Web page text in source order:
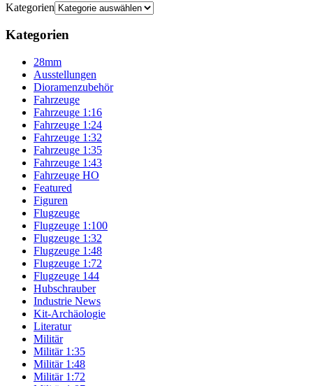
Kategorien
Kategorien
28mm
Ausstellungen
Dioramenzubehör
Fahrzeuge
Fahrzeuge 1:16
Fahrzeuge 1:24
Fahrzeuge 1:32
Fahrzeuge 1:35
Fahrzeuge 1:43
Fahrzeuge HO
Featured
Figuren
Flugzeuge
Flugzeuge 1:100
Flugzeuge 1:32
Flugzeuge 1:48
Flugzeuge 1:72
Flugzeuge 144
Hubschrauber
Industrie News
Kit-Archäologie
Literatur
Militär
Militär 1:35
Militär 1:48
Militär 1:72